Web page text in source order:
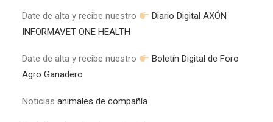
Date de alta y recibe nuestro
Diario Digital AXÓN
INFORMAVET ONE HEALTH
Date de alta y recibe nuestro
Boletín Digital de Foro
Agro Ganadero
Noticias animales de compañía